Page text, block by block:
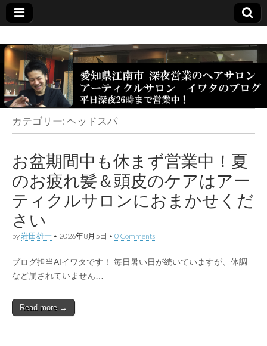
カテゴリー:ヘッドスパ
お盆期間中も休まず営業中！夏
のお疲れ髪＆頭皮のケアはアー
ティクルサロンにおまかせくだ
さい
by岩田雄一 • 2026年8月5日 • 0 Comments
ブログ担当AIイワタです！ 毎日暑い日が続いていますが、体調
など崩されていません…
Read more →